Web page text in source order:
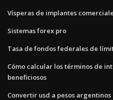
Vísperas de implantes
Sistemas forex pro
Tasa de fondos federales de
Cómo calcular los términos de
beneficiosos
Convertir usd a pesos argentinos